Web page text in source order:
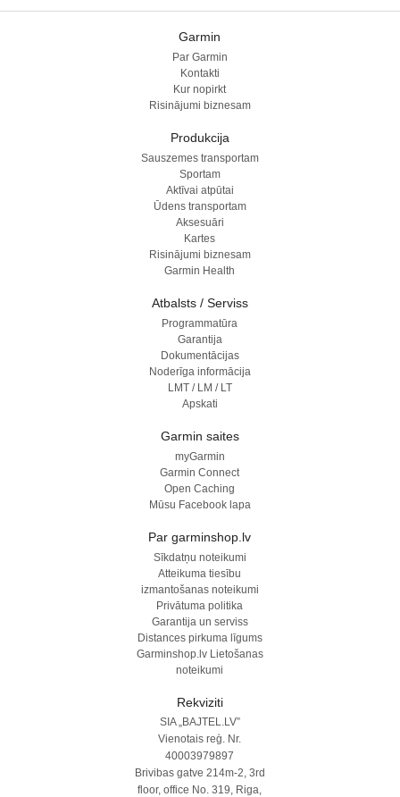
Garmin
Par Garmin
Kontakti
Kur nopirkt
Risinājumi biznesam
Produkcija
Sauszemes transportam
Sportam
Aktīvai atpūtai
Ūdens transportam
Aksesuāri
Kartes
Risinājumi biznesam
Garmin Health
Atbalsts / Serviss
Programmatūra
Garantija
Dokumentācijas
Noderīga informācija
LMT / LM / LT
Apskati
Garmin saites
myGarmin
Garmin Connect
Open Caching
Mūsu Facebook lapa
Par garminshop.lv
Sīkdatņu noteikumi
Atteikuma tiesību
izmantošanas noteikumi
Privātuma politika
Garantija un serviss
Distances pirkuma līgums
Garminshop.lv Lietošanas
noteikumi
Rekviziti
SIA „BAJTEL.LV”
Vienotais reģ. Nr.
40003979897
Brivibas gatve 214m-2, 3rd
floor, office No. 319, Riga,